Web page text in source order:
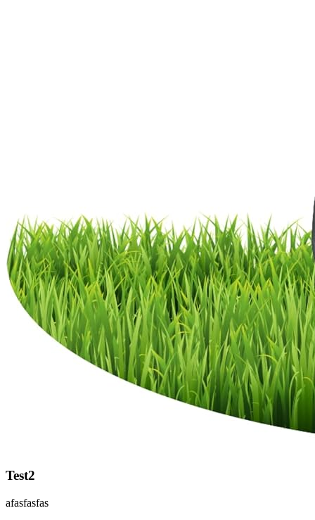
Test2
afasfasfas